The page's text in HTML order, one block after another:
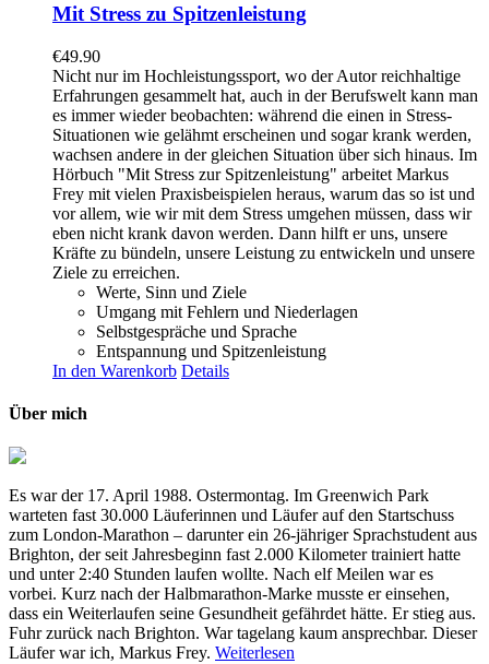
Mit Stress zu Spitzenleistung
€49.90
Nicht nur im Hochleistungssport, wo der Autor reichhaltige
Erfahrungen gesammelt hat, auch in der Berufswelt kann man
es immer wieder beobachten: während die einen in Stress-
Situationen wie gelähmt erscheinen und sogar krank werden,
wachsen andere in der gleichen Situation über sich hinaus. Im
Hörbuch "Mit Stress zur Spitzenleistung" arbeitet Markus
Frey mit vielen Praxisbeispielen heraus, warum das so ist und
vor allem, wie wir mit dem Stress umgehen müssen, dass wir
eben nicht krank davon werden. Dann hilft er uns, unsere
Kräfte zu bündeln, unsere Leistung zu entwickeln und unsere
Ziele zu erreichen.
Werte, Sinn und Ziele
Umgang mit Fehlern und Niederlagen
Selbstgespräche und Sprache
Entspannung und Spitzenleistung
In den Warenkorb Details
Über mich
Es war der 17. April 1988. Ostermontag. Im Greenwich Park
warteten fast 30.000 Läuferinnen und Läufer auf den Startschuss
zum London-Marathon – darunter ein 26-jähriger Sprachstudent aus
Brighton, der seit Jahresbeginn fast 2.000 Kilometer trainiert hatte
und unter 2:40 Stunden laufen wollte. Nach elf Meilen war es
vorbei. Kurz nach der Halbmarathon-Marke musste er einsehen,
dass ein Weiterlaufen seine Gesundheit gefährdet hätte. Er stieg aus.
Fuhr zurück nach Brighton. War tagelang kaum ansprechbar. Dieser
Läufer war ich, Markus Frey. Weiterlesen